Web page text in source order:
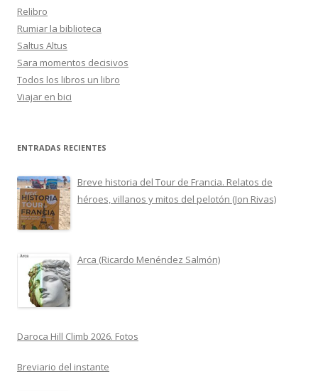
Relibro
Rumiar la biblioteca
Saltus Altus
Sara momentos decisivos
Todos los libros un libro
Viajar en bici
ENTRADAS RECIENTES
Breve historia del Tour de Francia. Relatos de
héroes, villanos y mitos del pelotón (Jon Rivas)
Arca (Ricardo Menéndez Salmón)
Daroca Hill Climb 2026. Fotos
Breviario del instante